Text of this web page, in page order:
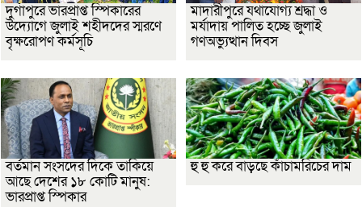
দুর্গাপুরে ভারপ্রাপ্ত স্পিকারের
উদ্যোগে জুলাই শহীদদের স্মরণে
বৃক্ষরোপণ কর্মসূচি
মাদারীপুরে যথাযোগ্য শ্রদ্ধা ও
মর্যাদায় পালিত হচ্ছে জুলাই
গণঅভ্যুত্থান দিবস
বর্তমান সংসদের দিকে তাকিয়ে
আছে দেশের ১৮ কোটি মানুষ:
ভারপ্রাপ্ত স্পিকার
হু হু করে বাড়ছে কাঁচামরিচের দাম